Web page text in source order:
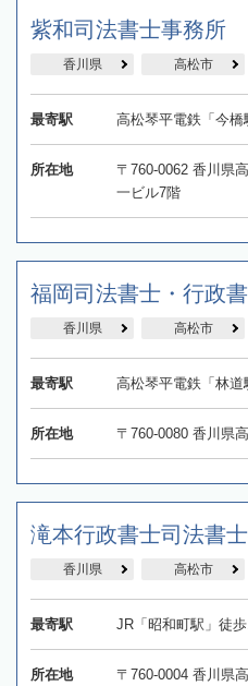
紫和司法書士事務所
香川県 高松市
最寄駅 高松琴平電鉄「今橋
所在地
〒760-0062 香川県
一ビル7階
福岡司法書士・行政
香川県 高松市
最寄駅 高松琴平電鉄「林道
所在地 〒760-0080 香川県
滝本行政書士司法書
香川県 高松市
最寄駅 JR「昭和町駅」徒
所在地 〒760-0004 香川県